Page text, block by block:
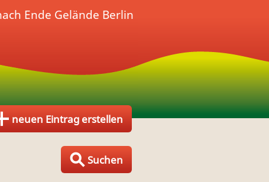
neuen Eintrag erstellen
Suchen
Ende Gelände Berlin